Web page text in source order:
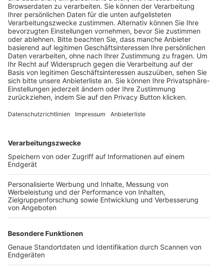
Trainerausbildung
Schulungsangebot Vereinsmitarbeiter
BFV-Geschäftsstellen
Trainerbörse
Login SpielPlus
FOLGE DEM BFV
TOP-VEREINE
TOP-PARTNER